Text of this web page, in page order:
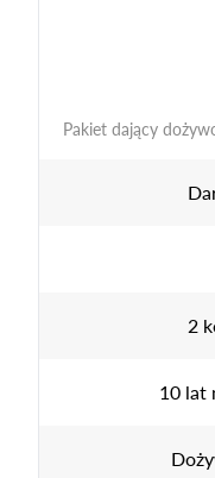
Pakiet dający
2
10 lat